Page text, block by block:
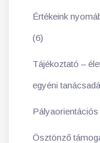
Értékeink
(6)
Tájékoztató –
egyéni
Ösztönző